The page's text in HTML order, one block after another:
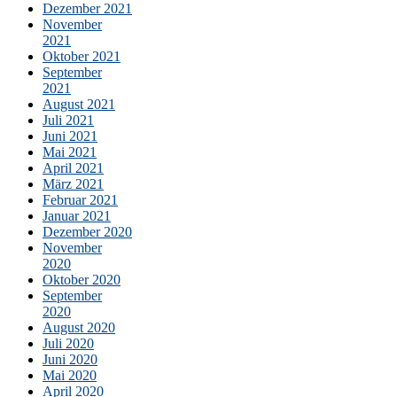
Dezember 2021
November
2021
Oktober 2021
September
2021
August 2021
Juli 2021
Juni 2021
Mai 2021
April 2021
März 2021
Februar 2021
Januar 2021
Dezember 2020
November
2020
Oktober 2020
September
2020
August 2020
Juli 2020
Juni 2020
Mai 2020
April 2020